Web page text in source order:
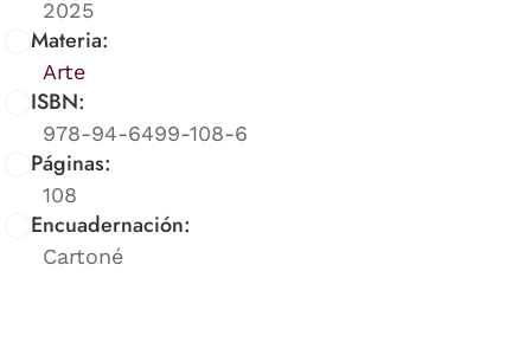
2025
Materia:
Arte
ISBN:
978-94-6499-108-6
Páginas:
108
Encuadernación:
Cartoné